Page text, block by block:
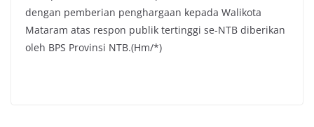
dengan pemberian penghargaan kepada Walikota
Mataram atas respon publik tertinggi se-NTB diberikan
oleh BPS Provinsi NTB.(Hm/*)